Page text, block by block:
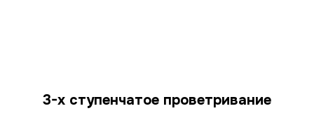
3-х ступенчатое проветривание